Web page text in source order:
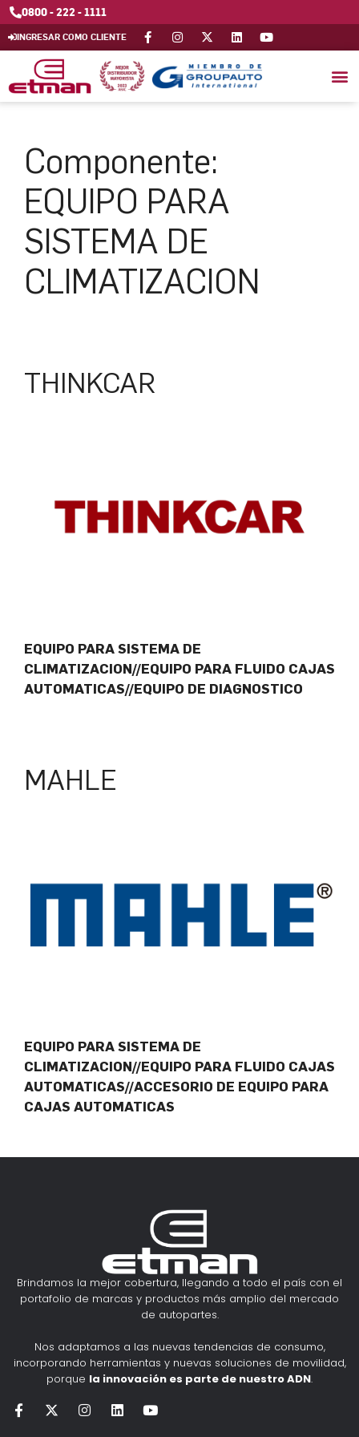
0800 - 222 - 1111
INGRESAR COMO CLIENTE
Componente:
EQUIPO PARA
SISTEMA DE
CLIMATIZACION
THINKCAR
EQUIPO PARA SISTEMA DE
CLIMATIZACION//EQUIPO PARA FLUIDO CAJAS
AUTOMATICAS//EQUIPO DE DIAGNOSTICO
MAHLE
EQUIPO PARA SISTEMA DE
CLIMATIZACION//EQUIPO PARA FLUIDO CAJAS
AUTOMATICAS//ACCESORIO DE EQUIPO PARA
CAJAS AUTOMATICAS
Brindamos la mejor cobertura, llegando a todo el país con el
portafolio de marcas y productos más amplio del mercado
de autopartes.
Nos adaptamos a las nuevas tendencias de consumo,
incorporando herramientas y nuevas soluciones de movilidad,
porque la innovación es parte de nuestro ADN.